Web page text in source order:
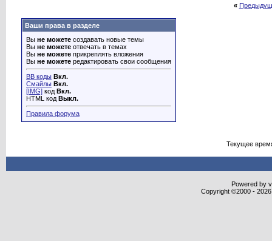
«
Ваши права в разделе
Вы не можете создавать новые темы
Вы не можете отвечать в темах
Вы не можете прикреплять вложения
Вы не можете редактировать свои сообщения
BB коды Вкл.
Смайлы Вкл.
[IMG] код Вкл.
HTML код Выкл.
Правила форума
Текущее
Powered by
Copyright ©2000 -